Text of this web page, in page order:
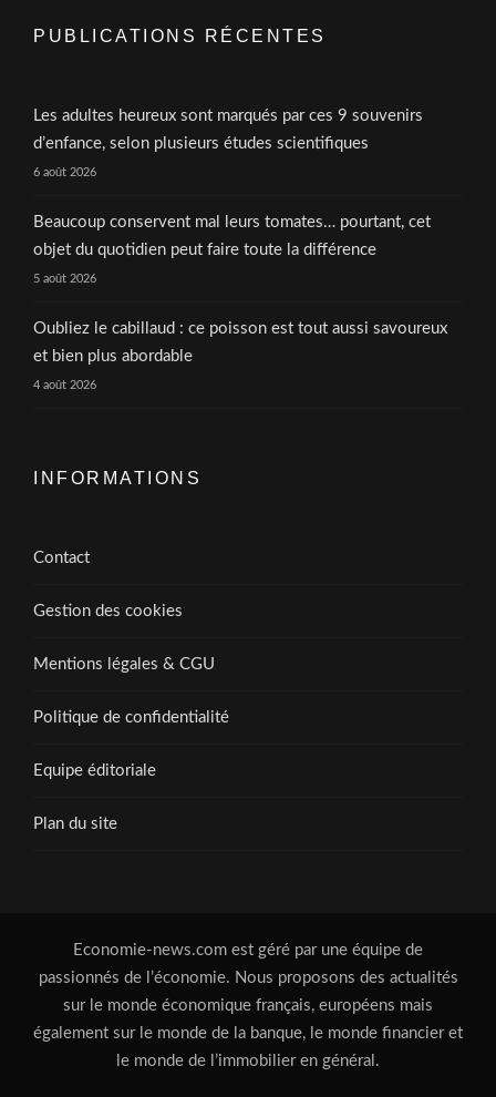
PUBLICATIONS RÉCENTES
Les adultes heureux sont marqués par ces 9 souvenirs
d’enfance, selon plusieurs études scientifiques
6 août 2026
Beaucoup conservent mal leurs tomates… pourtant, cet
objet du quotidien peut faire toute la différence
5 août 2026
Oubliez le cabillaud : ce poisson est tout aussi savoureux
et bien plus abordable
4 août 2026
INFORMATIONS
Contact
Gestion des cookies
Mentions légales & CGU
Politique de confidentialité
Equipe éditoriale
Plan du site
Economie-news.com est géré par une équipe de
passionnés de l’économie. Nous proposons des actualités
sur le monde économique français, européens mais
également sur le monde de la banque, le monde financier et
le monde de l’immobilier en général.